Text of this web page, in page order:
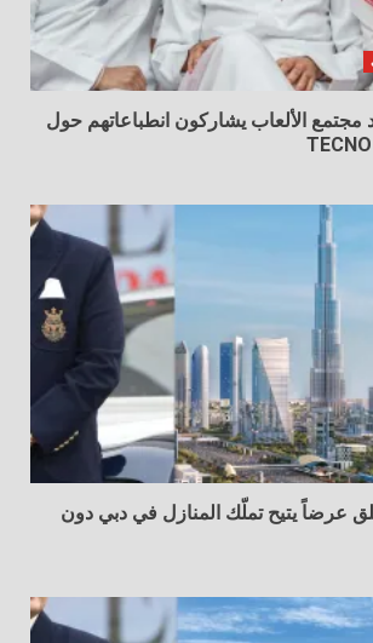
مجتمع الألعاب يشاركون انطباعاتهم حول
عرضاً يتيح تملّك المنازل في دبي دون